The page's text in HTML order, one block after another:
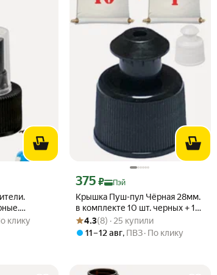
подарок
298 ₽ вместо
клику
Крышка Пуш-пул Чёрная 28мм.
в комплекте 10 шт. черных + 1
белая
Цена с картой Яндекс Пэй 375 ₽ вместо
375 ₽ Пэй
Рейтинг товара: 4.3 из 5
Оценок: (8) · 25 купили
4.3(8) · 25 купили
11 – 12 авг, ПВЗ По клику